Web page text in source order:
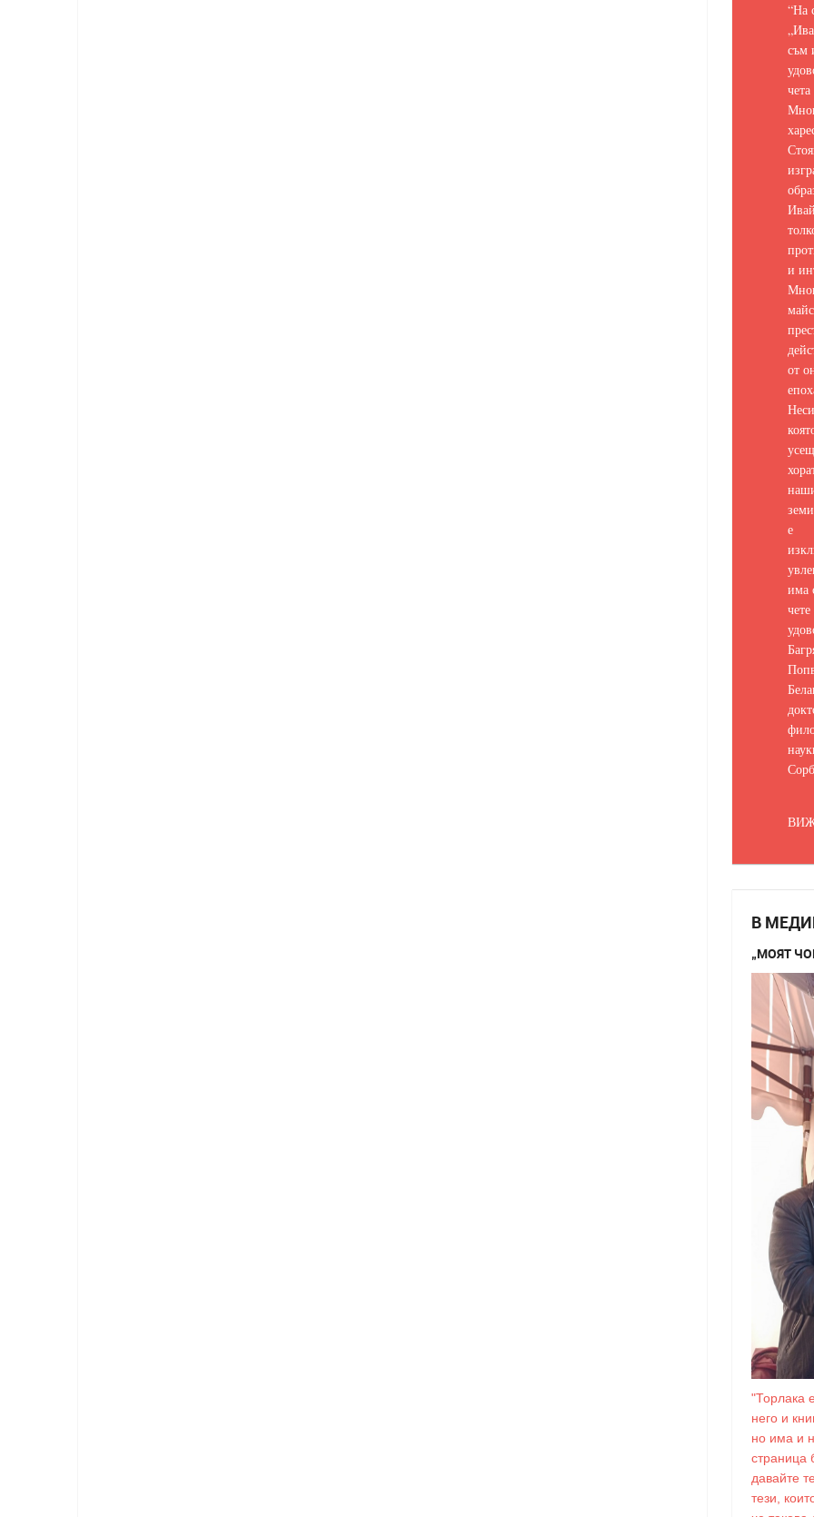
“На
съм
и
от
е
има
чете
В
„МОЯТ
"Торлака
него и
но има и
страница
давайте
тези,